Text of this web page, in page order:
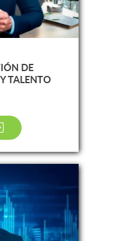
DE
TALENTO